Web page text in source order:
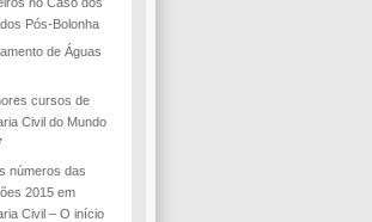
Pós-Bolonha
de Águas
cursos de
Civil do Mundo
números das
2015 em
Civil – O início